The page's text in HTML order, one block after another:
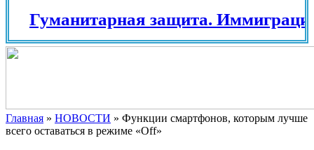
Гуманитарная защита.
Главная » НОВОСТИ » Функции смартфонов, которым лучше
всего оставаться в режиме «Off»